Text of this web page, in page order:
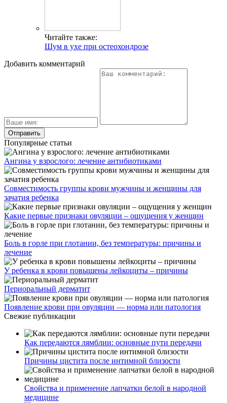
Читайте также:
Шум в ухе при остеохондрозе
Добавить комментарий
Популярные статьи
Ангина у взрослого: лечение антибиотиками
Совместимость группы крови мужчины и женщины для
зачатия ребенка
Какие первые признаки овуляции – ощущения у женщин
Боль в горле при глотании, без температуры: причины и
лечение
У ребенка в крови повышены лейкоциты – причины
Периоральный дерматит
Появление крови при овуляции — норма или патология
Свежие публикации
Как передаются лямблии: основные пути передачи
Причины цистита после интимной близости
Свойства и применение лапчатки белой в народной
медицине